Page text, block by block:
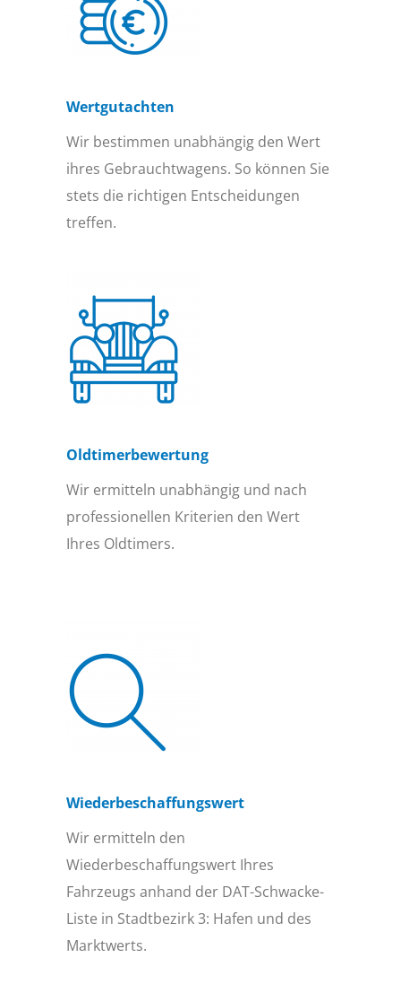
Wertgutachten
Wir bestimmen unabhängig den Wert
ihres Gebrauchtwagens. So können Sie
stets die richtigen Entscheidungen
treffen.
Oldtimer­bewertung
Wir ermitteln unabhängig und nach
professionellen Kriterien den Wert
Ihres Oldtimers.
Wiederbeschaffungs­wert
Wir ermitteln den
Wiederbeschaffungswert Ihres
Fahrzeugs anhand der DAT-Schwacke-
Liste in Stadtbezirk 3: Hafen und des
Marktwerts.